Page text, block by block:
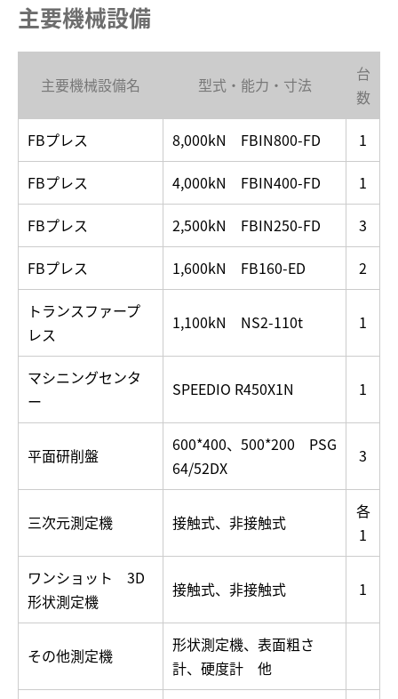
主要機械設備
主要機械設備名 型式・能力・寸法
台
数
FBプレス
8,000kN FBIN800-FD
1
FBプレス
4,000kN FBIN400-FD
1
FBプレス
2,500kN FBIN250-FD
3
FBプレス
1,600kN FB160-ED
2
トランスファープ
レス
1,100kN NS2-110t 1
マシニングセンタ
ー
SPEEDIO R450X1N 1
平面研削盤
600*400、500*200 PSG
64/52DX
3
三次元測定機 接触式、非接触式
各
1
ワンショット 3D
形状測定機
接触式、非接触式 1
その他測定機
形状測定機、表面粗さ
計、硬度計 他